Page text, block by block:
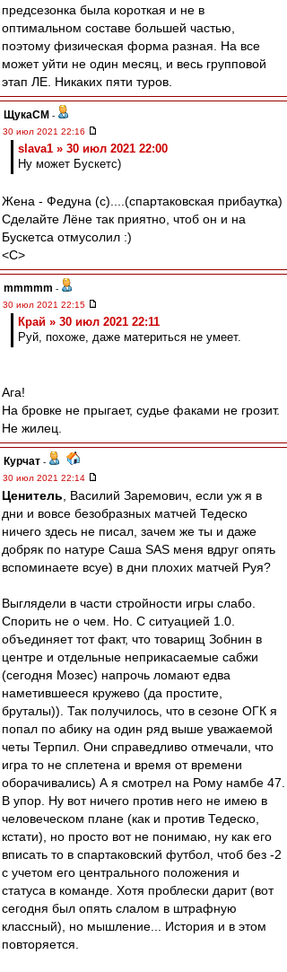
предсезонка была короткая и не в
оптимальном составе большей частью,
поэтому физическая форма разная. На все
может уйти не один месяц, и весь групповой
этап ЛЕ. Никаких пяти туров.
ЩукаСМ -
30 июл 2021 22:16
slava1 » 30 июл 2021 22:00
Ну может Бускетс)
Жена - Федуна (с)....(спартаковская прибаутка)
Сделайте Лёне так приятно, чтоб он и на
Бускетса отмусолил :)
<C>
mmmmm -
30 июл 2021 22:15
Край » 30 июл 2021 22:11
Руй, похоже, даже материться не умеет.
Ага!
На бровке не прыгает, судье факами не грозит.
Не жилец.
Курчат -
30 июл 2021 22:14
Ценитель , Василий Заремович, если уж я в
дни и вовсе безобразных матчей Тедеско
ничего здесь не писал, зачем же ты и даже
добряк по натуре Саша SAS меня вдруг опять
вспоминаете всуе) в дни плохих матчей Руя?
Выглядели в части стройности игры слабо.
Спорить не о чем. Но. С ситуацией 1.0.
объединяет тот факт, что товарищ Зобнин в
центре и отдельные неприкасаемые сабжи
(сегодня Мозес) напрочь ломают едва
наметившееся кружево (да простите,
бруталы)). Так получилось, что в сезоне ОГК я
попал по абику на один ряд выше уважаемой
четы Терпил. Они справедливо отмечали, что
игра то не сплетена и время от времени
оборачивались) А я смотрел на Рому намбе 47.
В упор. Ну вот ничего против него не имею в
человеческом плане (как и против Тедеско,
кстати), но просто вот не понимаю, ну как его
вписать то в спартаковский футбол, чтоб без -2
с учетом его центрального положения и
статуса в команде. Хотя проблески дарит (вот
сегодня был опять слалом в штрафную
классный), но мышление... История и в этом
повторяется.